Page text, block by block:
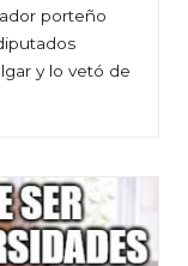
porteño
y lo vetó de